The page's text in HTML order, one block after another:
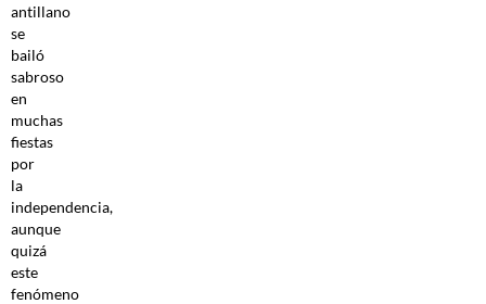
antillano
se
bailó
sabroso
en
muchas
fiestas
por
la
independencia,
aunque
quizá
este
fenómeno